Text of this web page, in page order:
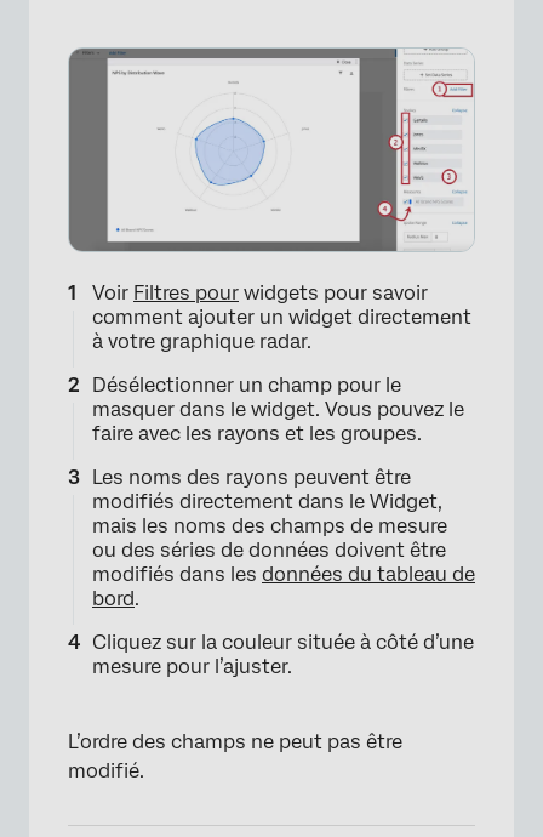
×
Voir Filtres pour widgets pour savoir
comment ajouter un widget directement
à votre graphique radar.
Désélectionner un champ pour le
masquer dans le widget. Vous pouvez le
faire avec les rayons et les groupes.
Les noms des rayons peuvent être
modifiés directement dans le Widget,
mais les noms des champs de mesure
ou des séries de données doivent être
modifiés dans les données du tableau de
bord.
Cliquez sur la couleur située à côté d’une
mesure pour l’ajuster.
L’ordre des champs ne peut pas être
modifié.